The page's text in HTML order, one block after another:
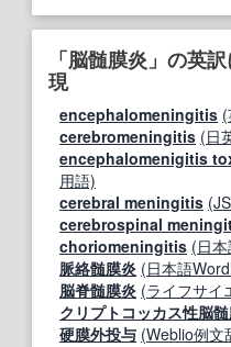
「脳髄膜炎」の英
現
encephalomeningitis
cerebromeningitis (日
encephalomenigitis
用語)
cerebral meningitis
cerebrospinal
choriomeningitis (日
脈絡髄膜炎 (日本語
脳脊髄膜炎 (ライフサイ
クリプトコッカス性脳
硬膜外投与 (Weblio例文